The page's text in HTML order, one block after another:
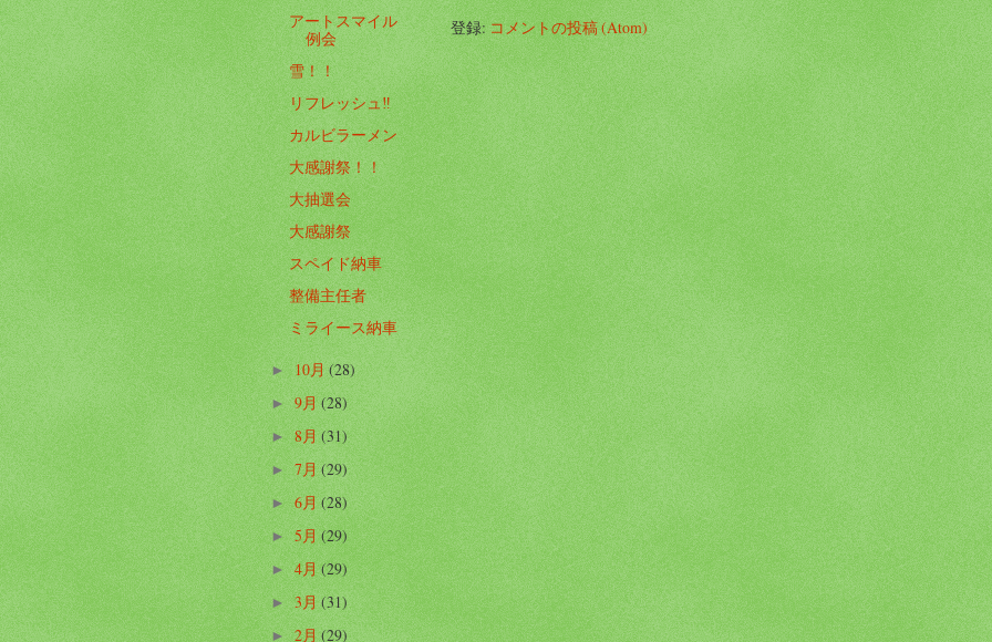
登録:コメントの投稿 (Atom)
アートスマイル
例会
雪！！
リフレッシュ‼️
カルビラーメン
大感謝祭！！
大抽選会
大感謝祭
スペイド納車
整備主任者
ミライース納車
►10月(28)
►9月(28)
►8月(31)
►7月(29)
►6月(28)
►5月(29)
►4月(29)
►3月(31)
►2月(29)